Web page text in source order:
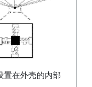
置在外壳的内部